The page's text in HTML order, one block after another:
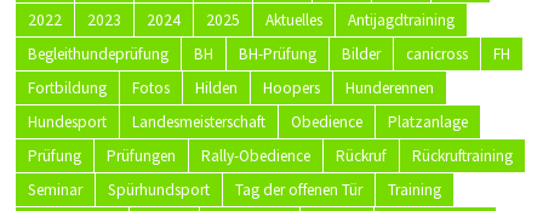
2022
2023 2024 2025 Aktuelles
Antijagdtraining
Begleithundeprüfung
BH BH-Prüfung Bilder canicross
FH
Fortbildung
Fotos Hilden Hoopers
Hunderennen
Hundesport
Landesmeisterschaft Obedience
Platzanlage
Prüfung
Prüfungen Rally-Obedience Rückruf
Rückruftraining
Seminar
Spürhundsport Tag der offenen Tür
Training